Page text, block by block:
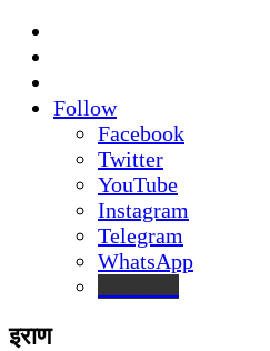
Follow
Facebook
Twitter
YouTube
Instagram
Telegram
WhatsApp
इराण